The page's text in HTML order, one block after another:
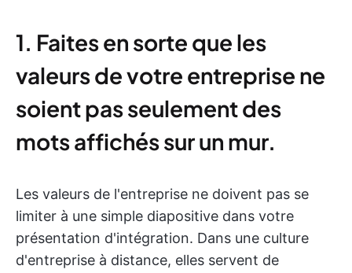
1. Faites en sorte que les
valeurs de votre entreprise ne
soient pas seulement des
mots affichés sur un mur.
Les valeurs de l'entreprise ne doivent pas se
limiter à une simple diapositive dans votre
présentation d'intégration. Dans une culture
d'entreprise à distance, elles servent de